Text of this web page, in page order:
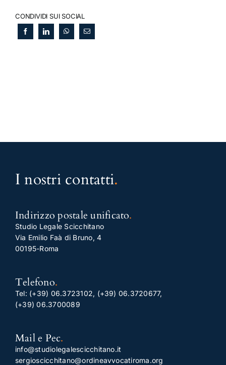
CONDIVIDI SUI SOCIAL
I nostri contatti.
Indirizzo postale unificato.
Studio Legale Scicchitano
Via Emilio Faà di Bruno, 4
00195-Roma
Telefono.
Tel: (+39) 06.3723102, (+39) 06.3720677,
(+39) 06.3700089
Mail e Pec.
info@studiolegalescicchitano.it
sergioscicchitano@ordineavvocatiroma.org